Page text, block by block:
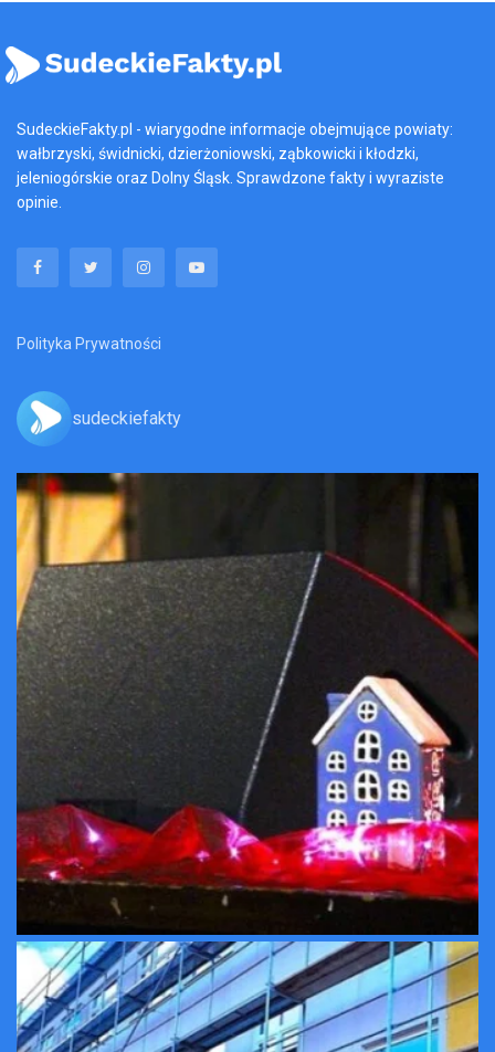
SudeckieFakty.pl - wiarygodne informacje obejmujące powiaty:
wałbrzyski, świdnicki, dzierżoniowski, ząbkowicki i kłodzki,
jeleniogórskie oraz Dolny Śląsk. Sprawdzone fakty i wyraziste
opinie.
Polityka Prywatności
sudeckiefakty